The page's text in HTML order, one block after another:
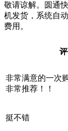
敬请谅解。圆通
机发货，系统自
费用。
非常满意的一次
非常推荐！！
挺不错